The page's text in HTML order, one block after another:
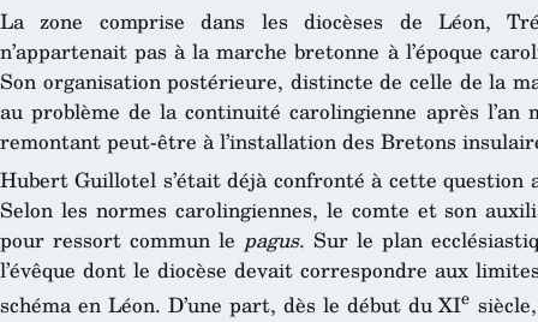
La zone comprise dans les diocèses de Léon,
n’appartenait pas à la marche bretonne à l’époque
Son organisation postérieure, distincte de celle de la
au problème de la continuité carolingienne après l’an
remontant peut-être à l’installation des Bretons
Hubert Guillotel s’était déjà confronté à cette
Selon les normes carolingiennes, le comte et son
pour ressort commun le pagus. Sur le plan
l’évêque dont le diocèse devait correspondre aux
schéma en Léon. D’une part, dès le début du XIe